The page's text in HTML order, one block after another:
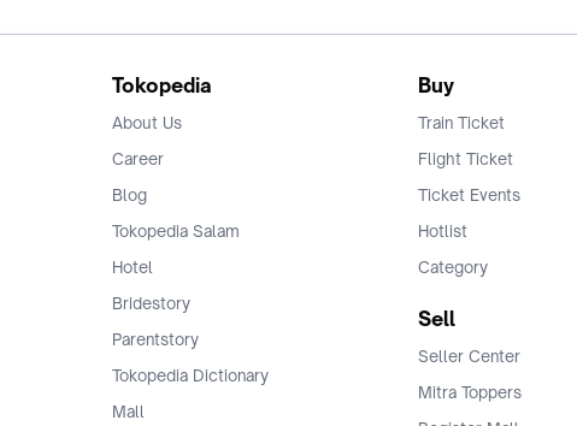
Tokopedia
About Us
Career
Blog
Tokopedia Salam
Hotel
Bridestory
Parentstory
Tokopedia Dictionary
Mall
Buy
Train Ticket
Flight Ticket
Ticket Events
Hotlist
Category
Sell
Seller Center
Mitra Toppers